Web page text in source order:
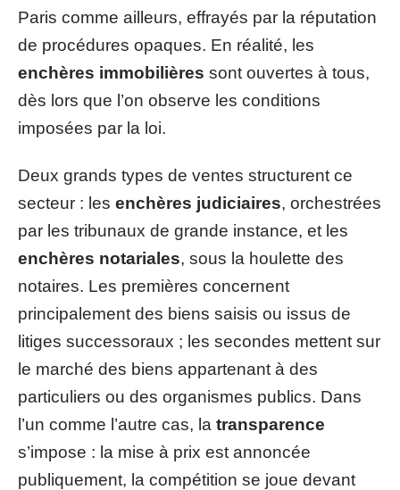
Paris comme ailleurs, effrayés par la réputation
de procédures opaques. En réalité, les
enchères immobilières sont ouvertes à tous,
dès lors que l’on observe les conditions
imposées par la loi.
Deux grands types de ventes structurent ce
secteur : les enchères judiciaires, orchestrées
par les tribunaux de grande instance, et les
enchères notariales, sous la houlette des
notaires. Les premières concernent
principalement des biens saisis ou issus de
litiges successoraux ; les secondes mettent sur
le marché des biens appartenant à des
particuliers ou des organismes publics. Dans
l’un comme l’autre cas, la transparence
s’impose : la mise à prix est annoncée
publiquement, la compétition se joue devant